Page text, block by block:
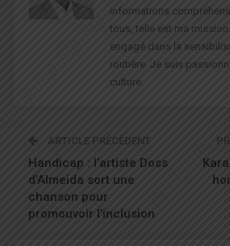
informations
tous, telle est ma
engagé dans la
routière. Je suis
culture.
ARTICLE PRÉCÉDENT
Handicap : l’artiste Doss
d’Almeida sort une
chanson pour
promouvoir l’inclusion